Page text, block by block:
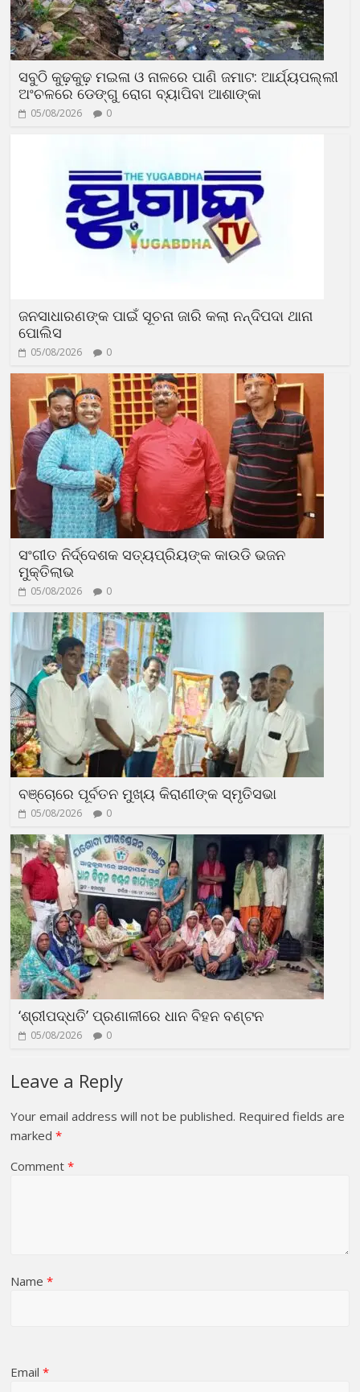
ସବୁଠି କୁଢ଼କୁଢ଼ ମଇଳା ଓ ନାଳରେ ପାଣି ଜମାଟ: ଆର୍ଯ୍ୟପଲ୍ଲୀ
ଅଂଚଳରେ ଡେଙ୍ଗୁ ରୋଗ ବ୍ୟାପିବା ଆଶାଙ୍କା
05/08/2026 0
ଜନସାଧାରଣଙ୍କ ପାଇଁ ସୂଚନା ଜାରି କଲା ନନ୍ଦିପଦା ଥାନା
ପୋଲିସ
05/08/2026 0
ସଂଗୀତ ନିର୍ଦ୍ଦେଶକ ସତ୍ୟପ୍ରିୟଙ୍କ କାଉଡି ଭଜନ
ମୁକ୍ତିଲାଭ
05/08/2026 0
ବଞ୍ଚୋରେ ପୂର୍ବତନ ମୁଖ୍ୟ କିରାଣୀଙ୍କ ସ୍ମୃତିସଭା
05/08/2026 0
‘ଶ୍ରୀପଦ୍ଧତି’ ପ୍ରଣାଳୀରେ ଧାନ ବିହନ ବଣ୍ଟନ
05/08/2026 0
Leave a Reply
Your email address will not be published. Required fields are
marked*
Comment*
Name*
Email*